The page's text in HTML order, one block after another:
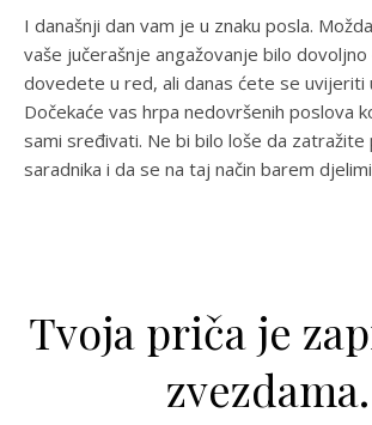
I današnji dan vam je u znaku posla.
vaše jučerašnje angažovanje bilo dovoljno
dovedete u red, ali danas ćete se uvijeriti
Dočekaće vas hrpa nedovršenih poslova
sami sređivati. Ne bi bilo loše da zatražite
saradnika i da se na taj način barem
Tvoja priča je
zvezdama.